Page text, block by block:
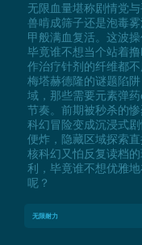
无限血量堪称剧情党
兽啃成筛子还是泡毒
甲般满血复活。这波
毕竟谁不想当个站着
作治疗针剂的纤维都
梅塔赫德隆的谜题陷
域，那些需要元素弹
节奏。前期被秒杀的
科幻冒险变成沉浸式
便炸，隐藏区域探索
核科幻又怕反复读档
利，毕竟谁不想优雅
呢？
无限耐力